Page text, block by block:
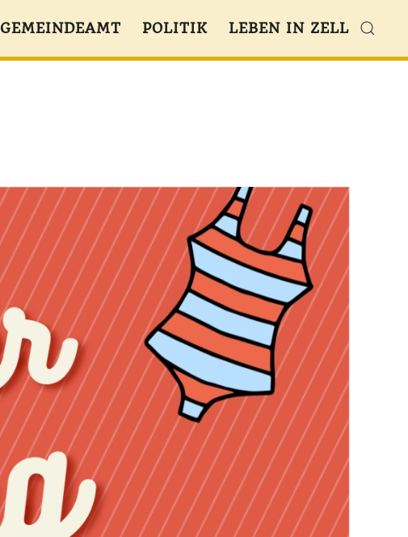
GEMEINDEAMT POLITIK LEBEN IN ZELL